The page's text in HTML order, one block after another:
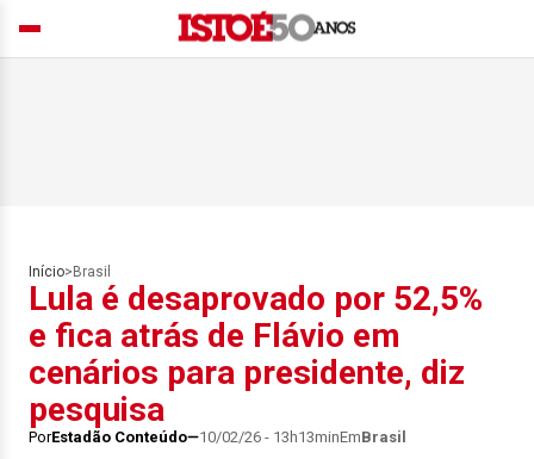
Início> Brasil
Lula é desaprovado por 52,5%
e fica atrás de Flávio em
cenários para presidente, diz
pesquisa
PorEstadão Conteúdo 10/02/26 - 13h13minEmBrasil